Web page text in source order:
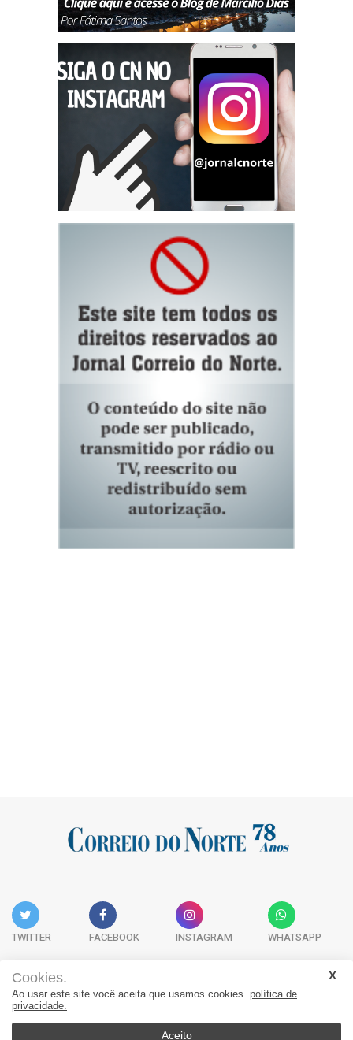
TWITTER FACEBOOK INSTAGRAM WHATSAPP
Acervo Digital Fale Conosco Quem Somos
Cookies.
Ao usar este site você aceita que usamos cookies. política de
privacidade.
Aceito